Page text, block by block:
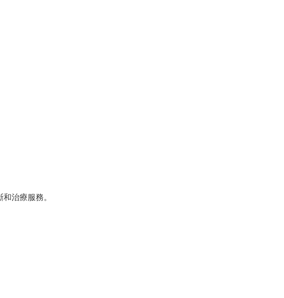
治療服務。